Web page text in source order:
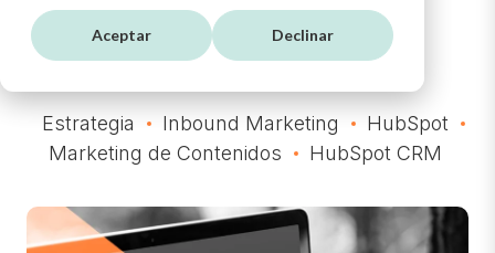
Aceptar Declinar
Estrategia Inbound Marketing
HubSpot
Marketing de Contenidos
HubSpot CRM